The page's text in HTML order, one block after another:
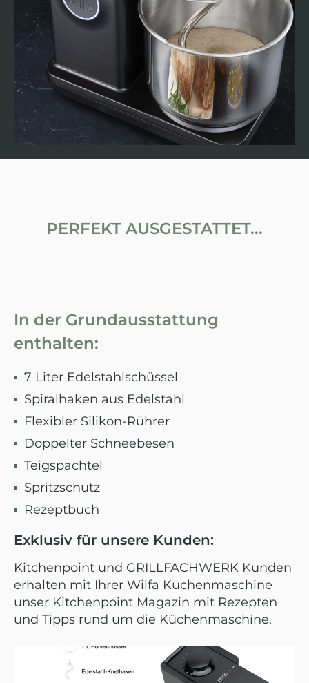
PERFEKT AUSGESTATTET...
In der Grundausstattung
enthalten:
7 Liter Edelstahlschüssel
Spiralhaken aus Edelstahl
Flexibler Silikon-Rührer
Doppelter Schneebesen
Teigspachtel
Spritzschutz
Rezeptbuch
Exklusiv für unsere Kunden:
Kitchenpoint und GRILLFACHWERK Kunden
erhalten mit Ihrer Wilfa Küchenmaschine
unser Kitchenpoint Magazin mit Rezepten
und Tipps rund um die Küchenmaschine.